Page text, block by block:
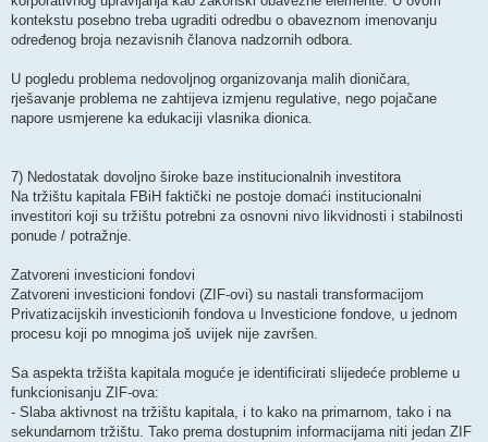
kontekstu posebno treba ugraditi odredbu o obaveznom imenovanju
određenog broja nezavisnih članova nadzornih odbora.
U pogledu problema nedovoljnog organizovanja malih dioničara,
rješavanje problema ne zahtijeva izmjenu regulative, nego pojačane
napore usmjerene ka edukaciji vlasnika dionica.
7) Nedostatak dovoljno široke baze institucionalnih investitora
Na tržištu kapitala FBiH faktički ne postoje domaći institucionalni
investitori koji su tržištu potrebni za osnovni nivo likvidnosti i stabilnosti
ponude / potražnje.
Zatvoreni investicioni fondovi
Zatvoreni investicioni fondovi (ZIF-ovi) su nastali transformacijom
Privatizacijskih investicionih fondova u Investicione fondove, u jednom
procesu koji po mnogima još uvijek nije završen.
Sa aspekta tržišta kapitala moguće je identificirati slijedeće probleme u
funkcionisanju ZIF-ova:
- Slaba aktivnost na tržištu kapitala, i to kako na primarnom, tako i na
sekundarnom tržištu. Tako prema dostupnim informacijama niti jedan ZIF